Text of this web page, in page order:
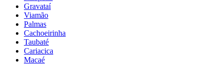
Gravataí
Viamão
Palmas
Cachoeirinha
Taubaté
Cariacica
Macaé